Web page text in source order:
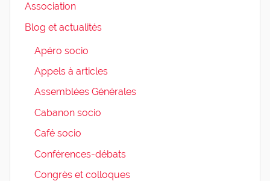
Association
Blog et actualités
Apéro socio
Appels à articles
Assemblées Générales
Cabanon socio
Café socio
Conférences-débats
Congrès et colloques